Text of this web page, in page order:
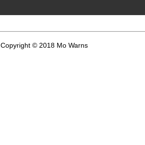
Copyright © 2018 Mo Warns